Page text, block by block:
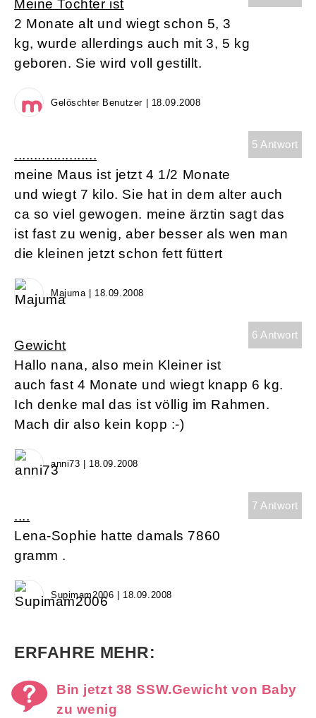
Meine Tochter ist
2 Monate alt und wiegt schon 5, 3
kg, wurde allerdings auch mit 3, 5 kg
geboren. Sie wird voll gestillt.
Gelöschter Benutzer | 18.09.2008
5 Antwort
.....................
meine Maus ist jetzt 4 1/2 Monate
und wiegt 7 kilo. Sie hat in dem alter auch
ca so viel gewogen. meine ärztin sagt das
ist fast zu wenig, aber besser als wen man
die kleinen jetzt schon fett füttert
Majuma | 18.09.2008
6 Antwort
Gewicht
Hallo nana, also mein Kleiner ist
auch fast 4 Monate und wiegt knapp 6 kg.
Ich denke mal das ist völlig im Rahmen.
Mach dir also kein kopp :-)
anni73 | 18.09.2008
7 Antwort
....
Lena-Sophie hatte damals 7860
gramm .
Supimam2006 | 18.09.2008
ERFAHRE MEHR:
Bin jetzt 38 SSW.Gewicht von Baby
zu wenig